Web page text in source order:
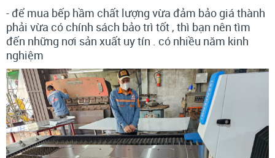
- để mua bếp hầm chất lượng vừa đảm bảo giá thành
phải vừa có chính sách bảo trì tốt , thì bạn nên tìm
đến những nơi sản xuất uy tín . có nhiều năm kinh
nghiệm